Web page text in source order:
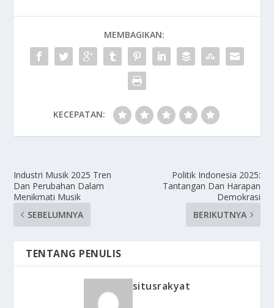
MEMBAGIKAN:
KECEPATAN:
Industri Musik 2025 Tren
Dan Perubahan Dalam
Menikmati Musik
SEBELUMNYA
Politik Indonesia 2025:
Tantangan Dan Harapan
Demokrasi
BERIKUTNYA
TENTANG PENULIS
situsrakyat